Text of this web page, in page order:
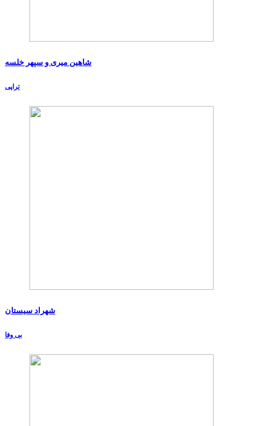
شاهین میری و سپهر خلسه
تراپی
شهراد سیستان
بی وفا